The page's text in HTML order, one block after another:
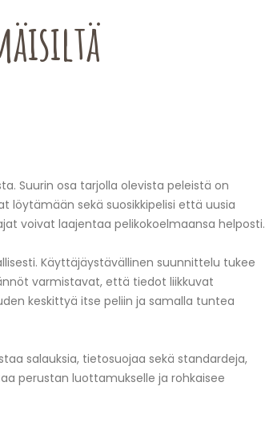
Suurin osa tarjolla olevista peleistä on
sekä suosikkipelisi että uusia
voivat laajentaa pelikokoelmaansa helposti.
Käyttäjäystävällinen suunnittelu tukee
varmistavat, että tiedot liikkuvat
keskittyä itse peliin ja samalla tuntea
salauksia, tietosuojaa sekä standardeja,
perustan luottamukselle ja rohkaisee